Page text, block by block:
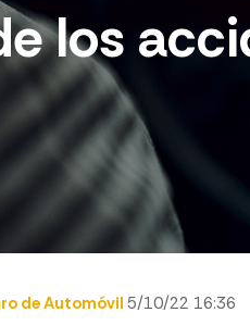
los
de Automóvil 5/10/22 16:36